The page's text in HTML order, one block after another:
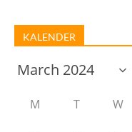
KALENDER
M T W